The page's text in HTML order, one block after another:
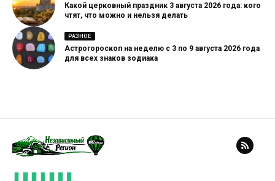
Какой церковный праздник 3 августа 2026 года: кого
чтят, что можно и нельзя делать
РАЗНОЕ
Астрогороскоп на неделю с 3 по 9 августа 2026 года
для всех знаков зодиака